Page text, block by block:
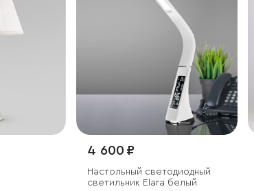
4 600 ₽
Настольный светодиодный
светильник Elara белый